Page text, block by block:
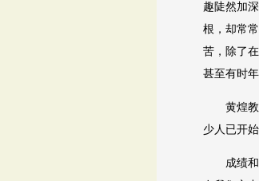
趣陡然加
根，却常
苦，除了
甚至有时
黄煌教授
少人已开
成绩和影